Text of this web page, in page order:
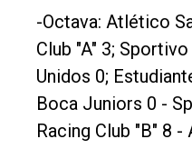
-Octava: Atlético
Club "A" 3;
Unidos 0;
Boca Juniors 0 -
Racing Club "B" 8